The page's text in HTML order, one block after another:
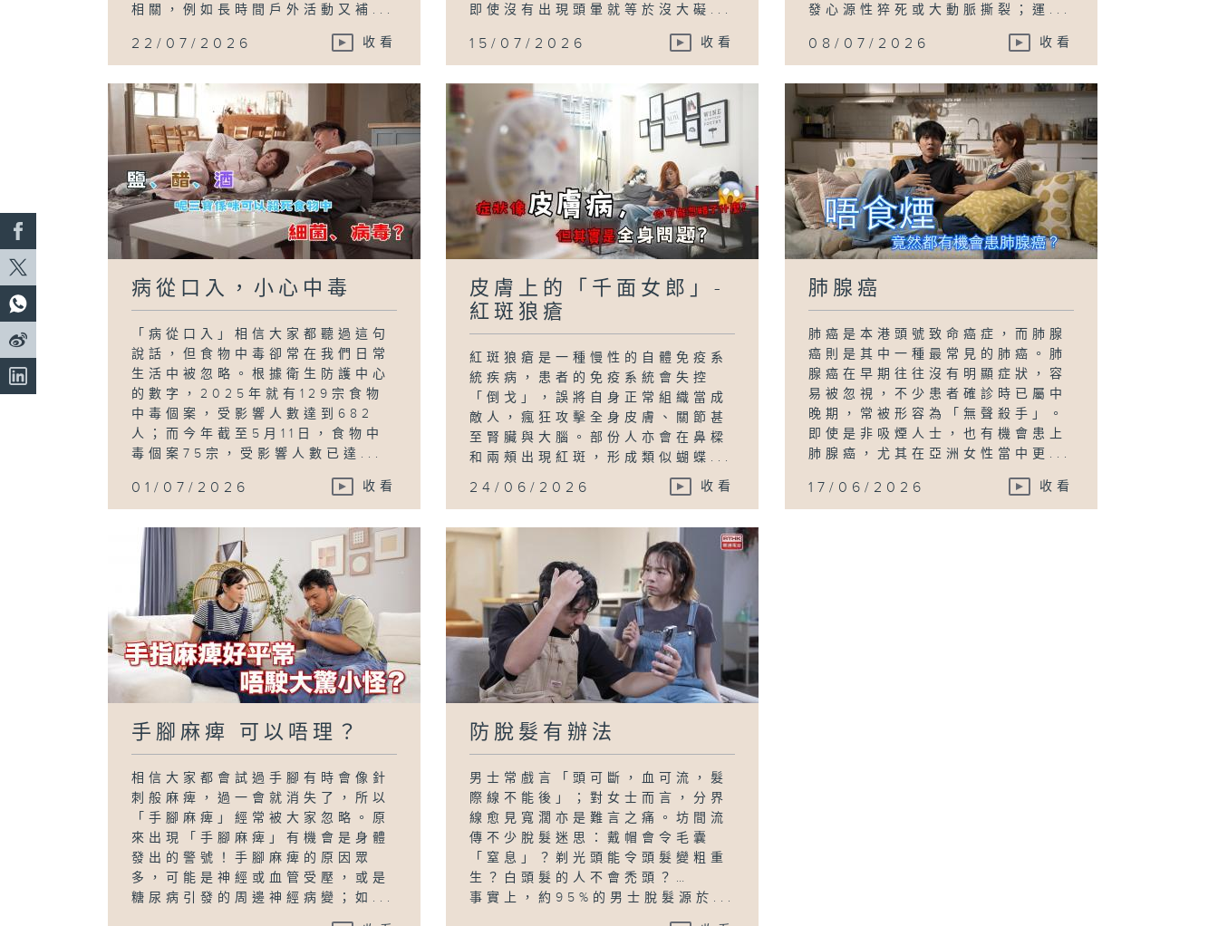
相關，例如長時間戶外活動又補...
22/07/2026 收看
即使沒有出現頭暈就等於沒大礙...
15/07/2026 收看
發心源性猝死或大動脈撕裂；運...
08/07/2026 收看
病從口入，小心中毒
「病從口入」相信大家都聽過這句
說話，但食物中毒卻常在我們日常
生活中被忽略。根據衛生防護中心
的數字，2025年就有129宗食物
中毒個案，受影響人數達到682
人；而今年截至5月11日，食物中
毒個案75宗，受影響人數已達...
01/07/2026 收看
皮膚上的「千面女郎」-
紅斑狼瘡
紅斑狼瘡是一種慢性的自體免疫系
統疾病，患者的免疫系統會失控
「倒戈」，誤將自身正常組織當成
敵人，瘋狂攻擊全身皮膚、關節甚
至腎臟與大腦。部份人亦會在鼻樑
和兩頰出現紅斑，形成類似蝴蝶...
24/06/2026 收看
肺腺癌
肺癌是本港頭號致命癌症，而肺腺
癌則是其中一種最常見的肺癌。肺
腺癌在早期往往沒有明顯症狀，容
易被忽視，不少患者確診時已屬中
晚期，常被形容為「無聲殺手」。
即使是非吸煙人士，也有機會患上
肺腺癌，尤其在亞洲女性當中更...
17/06/2026 收看
手腳麻痺 可以唔理？
相信大家都會試過手腳有時會像針
刺般麻痺，過一會就消失了，所以
「手腳麻痺」經常被大家忽略。原
來出現「手腳麻痺」有機會是身體
發出的警號！手腳麻痺的原因眾
多，可能是神經或血管受壓，或是
糖尿病引發的周邊神經病變；如...
防脫髮有辦法
男士常戲言「頭可斷，血可流，髮
際線不能後」；對女士而言，分界
線愈見寬濶亦是難言之痛。坊間流
傳不少脫髮迷思：戴帽會令毛囊
「窒息」？剃光頭能令頭髮變粗重
生？白頭髮的人不會禿頭？…
事實上，約95%的男士脫髮源於...